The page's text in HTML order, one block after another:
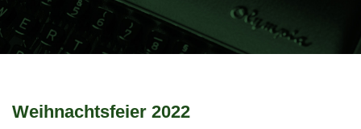
Weihnachtsfeier 2022